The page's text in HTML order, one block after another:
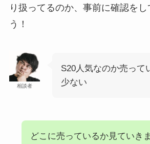
り扱ってるのか、事前に確認をし
う！
相談者
S20人気なのか売って
少ない
どこに売っているか見ていき